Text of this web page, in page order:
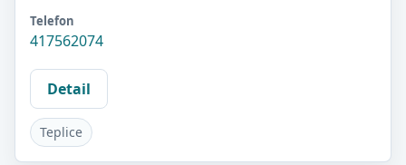
Telefon
417562074
Detail
Teplice